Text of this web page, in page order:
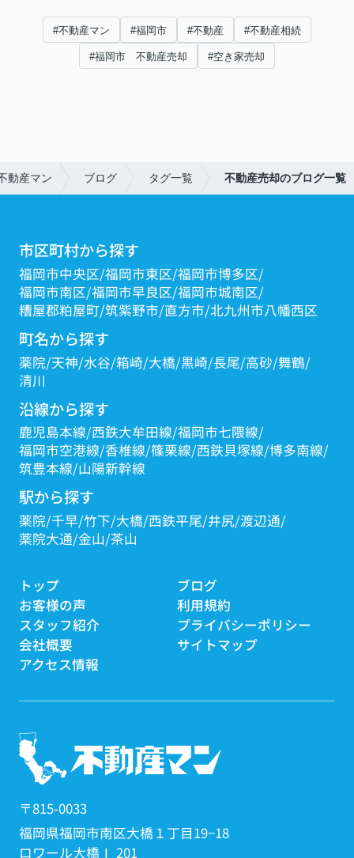
#不動産マン #福岡市 #不動産 #不動産相続
#福岡市 不動産売却 #空き家売却
動産マン ブログ タグ一覧 不動産売却のブログ一覧
市区町村から探す
福岡市中央区 福岡市東区 福岡市博多区
福岡市南区 福岡市早良区 福岡市城南区
糟屋郡粕屋町 筑紫野市 直方市 北九州市八幡西区
町名から探す
薬院 天神 水谷 箱崎 大橋 黒崎 長尾 高砂 舞鶴
清川
沿線から探す
鹿児島本線 西鉄大牟田線 福岡市七隈線
福岡市空港線 香椎線 篠栗線 西鉄貝塚線 博多南線
筑豊本線 山陽新幹線
駅から探す
薬院 千早 竹下 大橋 西鉄平尾 井尻 渡辺通
薬院大通 金山 茶山
トップ
お客様の声
スタッフ紹介
会社概要
アクセス情報
ブログ
利用規約
プライバシーポリシー
サイトマップ
〒815-0033
福岡県福岡市南区大橋１丁目19−18
ロワール大橋Ⅰ 201